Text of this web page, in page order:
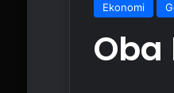
Ekonomi
Oba